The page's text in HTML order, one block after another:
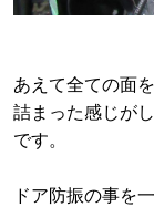
あえて全ての面
詰まった感じが
です。
ドア防振の事を